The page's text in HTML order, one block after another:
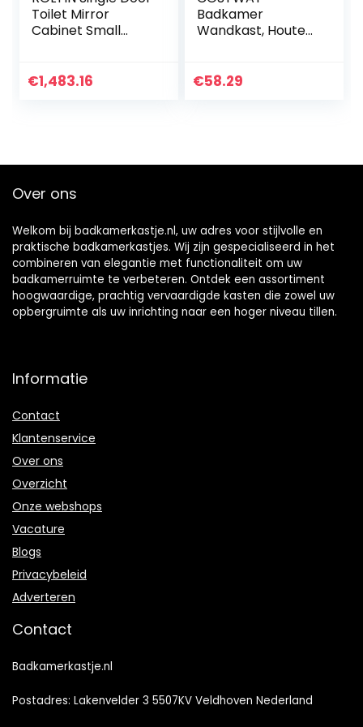
Toilet Mirror
Cabinet Small
Cabinet Bathroom
€1,483.16
Badkamer
Wandkast, Houten
Multifunctioneel
€58.29
Over ons
Welkom bij badkamerkastje.nl, uw adres voor stijlvolle en
praktische badkamerkastjes. Wij zijn gespecialiseerd in het
combineren van elegantie met functionaliteit om uw
badkamerruimte te verbeteren. Ontdek een assortiment
hoogwaardige, prachtig vervaardigde kasten die zowel uw
opbergruimte als uw inrichting naar een hoger niveau tillen.
Informatie
Contact
Klantenservice
Over ons
Overzicht
Onze webshops
Vacature
Blogs
Privacybeleid
Adverteren
Contact
Badkamerkastje.nl
Postadres: Lakenvelder 3 5507KV Veldhoven Nederland